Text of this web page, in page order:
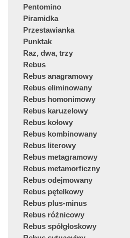
Pentomino
Piramidka
Przestawianka
Punktak
Raz, dwa, trzy
Rebus
Rebus anagramowy
Rebus eliminowany
Rebus homonimowy
Rebus karuzelowy
Rebus kołowy
Rebus kombinowany
Rebus literowy
Rebus metagramowy
Rebus metamorficzny
Rebus odejmowany
Rebus pętelkowy
Rebus plus-minus
Rebus różnicowy
Rebus spółgłoskowy